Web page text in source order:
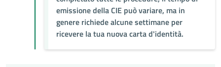
emissione della CIE può variare, ma in
genere richiede alcune settimane per
ricevere la tua nuova carta d'identità.